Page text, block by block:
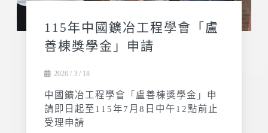
115年中國鑛冶工程學會「盧
善棟獎學金」申請
2026 / 3 / 18
中國鑛冶工程學會「盧善棟獎學金」申
請即日起至115年7月8日中午12點前止
受理申請